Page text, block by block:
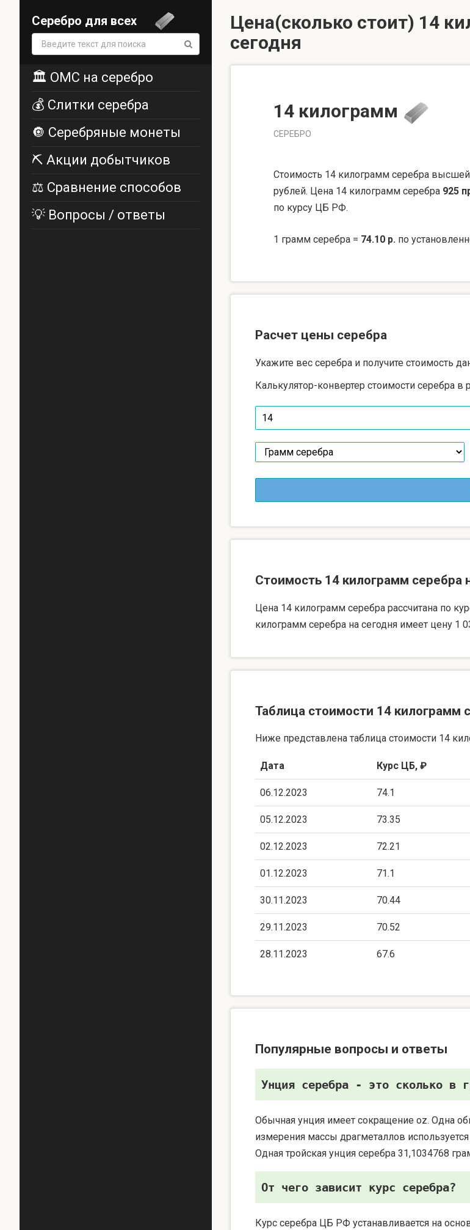
Серебро для всех
Поиск:
🏛️ ОМС на серебро
💰 Слитки серебра
🔘 Серебряные монеты
⛏️ Акции добытчиков
⚖️ Сравнение способов
💡 Вопросы / ответы
Цена(сколько стоит) 14
сегодня
14 килограмм
СЕРЕБРО
Стоимость 14 килограмм серебра
рублей. Цена 14 килограмм серебра 925
по курсу ЦБ РФ.
1 грамм серебра = 74.10 р. по
Расчет цены серебра
Укажите вес серебра и получите стоимость
Калькулятор-конвертер стоимости серебра
Стоимость 14 килограмм серебра
Цена 14 килограмм серебра рассчитана по
килограмм серебра на сегодня имеет цену 1
Таблица стоимости 14 килограмм
Ниже представлена таблица стоимости 14
Дата Курс ЦБ, ₽
06.12.2023 74.1
05.12.2023 73.35
02.12.2023 72.21
01.12.2023 71.1
30.11.2023 70.44
29.11.2023 70.52
28.11.2023 67.6
Популярные вопросы и ответы
Унция серебра - это сколько в
Обычная унция имеет сокращение oz. Одна
измерения массы драгметаллов
Одная тройская унция серебра 31,1034768
От чего зависит курс серебра?
Курс серебра ЦБ РФ устанавливается на